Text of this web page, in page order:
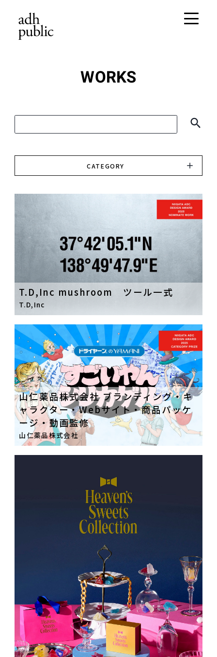
WORKS
CATEGORY
T.D,Inc mushroom ツール一式
T.D,Inc
山仁薬品株式会社 ブランディング・キ
ャラクター・Webサイト・商品パッケ
ージ・動画監修
山仁薬品株式会社